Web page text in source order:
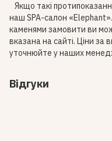
Якщо такі
наш SPA-салон
каменями замовити ви
вказана на сайті. Ціни
уточнюйте у наших
Відгуки